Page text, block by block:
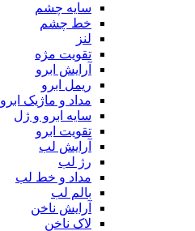
سایه چشم
خط چشم
لنز
تقویت مژه
آرایش ابرو
ریمل ابرو
مداد و ماژیک ابرو
سایه ابرو و ژل
تقویت ابرو
آرایش لب
رژ لب
مداد و خط لب
بالم لب
آرایش ناخن
لاک ناخن